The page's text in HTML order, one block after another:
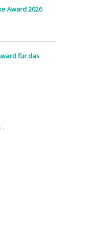
Award 2026
für das